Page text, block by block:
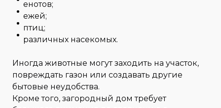
енотов;
ежей;
птиц;
различных насекомых.
Иногда животные могут заходить на участок,
повреждать газон или создавать другие
бытовые неудобства.
Кроме того, загородный дом требует